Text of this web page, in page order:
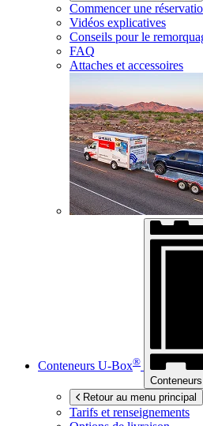
Commencer une
Vidéos explicatives
Conseils pour le
FAQ
Attaches et accessoires
Conteneurs U-Box®
Conteneurs
Retour au menu principal
Tarifs et renseignements